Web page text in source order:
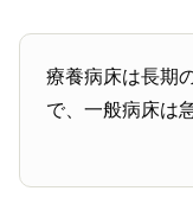
療養病床は長期
で、一般病床は